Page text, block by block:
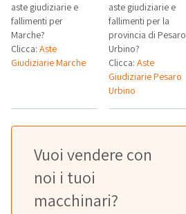
aste giudiziarie e
fallimenti per
Marche?
Clicca: Aste
Giudiziarie Marche
aste giudiziarie e
fallimenti per la
provincia di Pesaro
Urbino?
Clicca:Aste
Giudiziarie Pesaro
Urbino
Vuoi vendere con
noi i tuoi
macchinari?